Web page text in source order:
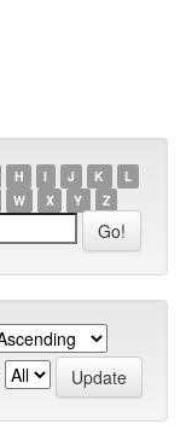
H I J K
L
W X Y Z